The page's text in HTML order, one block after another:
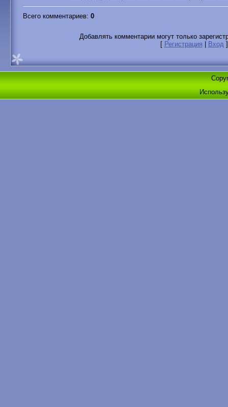
Всего комментариев: 0
Добавлять комментарии могут только
[ Регистрация Вход]